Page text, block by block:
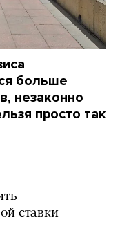
больше
незаконно
просто так
ставки